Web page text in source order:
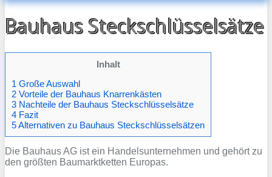
Bauhaus Steckschlüsselsätze
Inhalt
1 Große Auswahl
2 Vorteile der Bauhaus Knarrenkästen
3 Nachteile der Bauhaus Steckschlüsselsätze
4 Fazit
5 Alternativen zu Bauhaus Steckschlüsselsätzen
Die Bauhaus AG ist ein Handelsunternehmen und gehört zu
den größten Baumarktketten Europas.